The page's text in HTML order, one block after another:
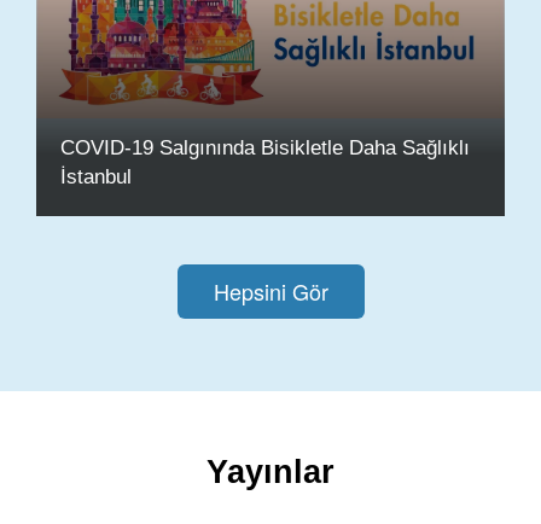
COVID-19 Salgınında Bisikletle Daha Sağlıklı
İstanbul
Hepsini Gör
Yayınlar